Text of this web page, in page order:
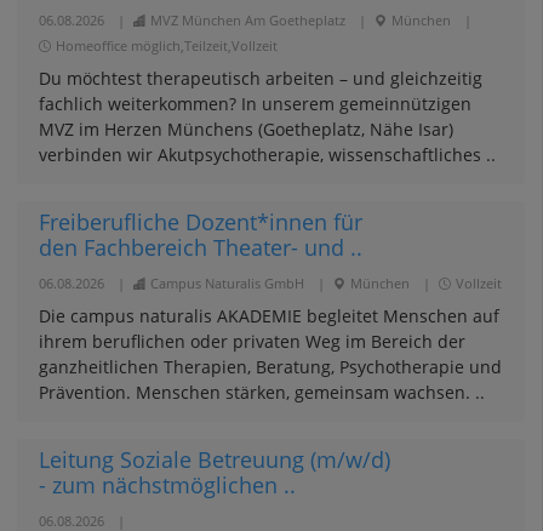
06.08.2026 MVZ München Am Goetheplatz München
Homeoffice möglich,Teilzeit,Vollzeit
Du möchtest therapeutisch arbeiten – und gleichzeitig
fachlich weiterkommen? In unserem gemeinnützigen
MVZ im Herzen Münchens (Goetheplatz, Nähe Isar)
verbinden wir Akutpsychotherapie, wissenschaftliches ..
Freiberufliche Dozent*innen für
den Fachbereich Theater- und ..
06.08.2026 Campus Naturalis GmbH München Vollzeit
Die campus naturalis AKADEMIE begleitet Menschen auf
ihrem beruflichen oder privaten Weg im Bereich der
ganzheitlichen Therapien, Beratung, Psychotherapie und
Prävention. Menschen stärken, gemeinsam wachsen. ..
Leitung Soziale Betreuung (m/w/d)
- zum nächstmöglichen ..
06.08.2026